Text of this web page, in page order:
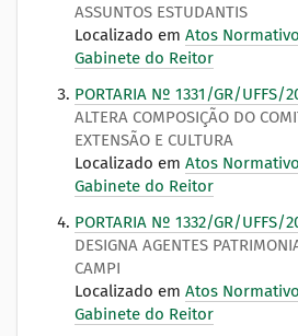
ASSUNTOS ESTUDANTIS
Localizado em Atos
Gabinete do Reitor
PORTARIA Nº 1331/GR/UFFS/
ALTERA COMPOSIÇÃO DO
EXTENSÃO E CULTURA
Localizado em Atos
Gabinete do Reitor
PORTARIA Nº 1332/GR/UFFS/
DESIGNA AGENTES
CAMPI
Localizado em Atos
Gabinete do Reitor